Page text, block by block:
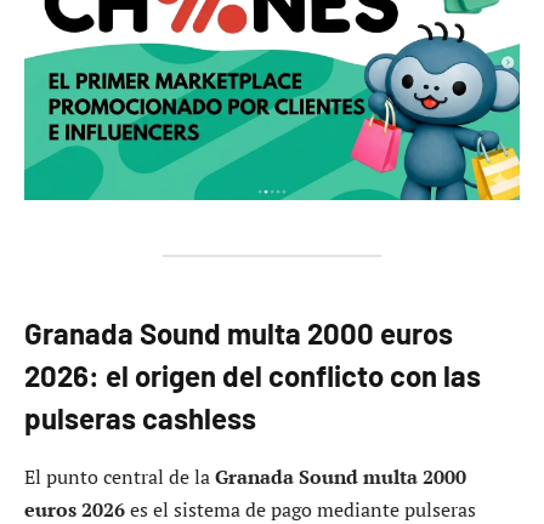
Granada Sound multa 2000 euros
2026: el origen del conflicto con las
pulseras cashless
El punto central de laGranada Sound multa 2000
euros 2026es el sistema de pago mediante pulseras